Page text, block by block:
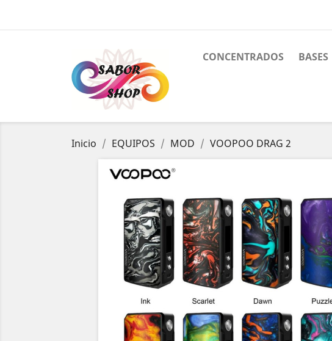
CONCENTRADOS BASES
Inicio EQUIPOS MOD VOOPOO DRAG 2